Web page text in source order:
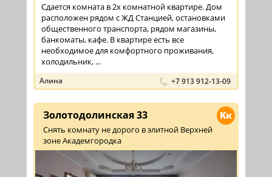
Сдается комната в 2х комнатной квартире. Дом
расположен рядом с ЖД Станцией, остановками
общественного транспорта, рядом магазины,
банкоматы, кафе. В квартире есть все
необходимое для комфортного проживания,
холодильник, ...
Алина +7 913 912-13-09
Кк
Золотодолинская 33
Снять комнату не дорого в элитной Верхней
зоне Академгородка